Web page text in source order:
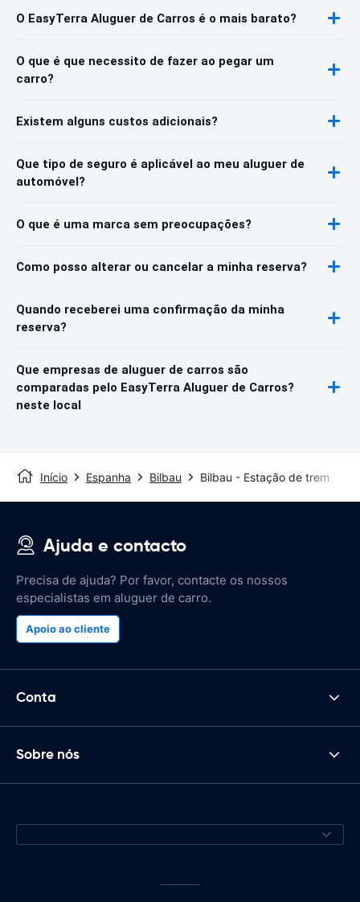
O EasyTerra Aluguer de Carros é o mais barato?
O que é que necessito de fazer ao pegar um
carro?
Existem alguns custos adicionais?
Que tipo de seguro é aplicável ao meu aluguer de
automóvel?
O que é uma marca sem preocupações?
Como posso alterar ou cancelar a minha reserva?
Quando receberei uma confirmação da minha
reserva?
Que empresas de aluguer de carros são
comparadas pelo EasyTerra Aluguer de Carros?
neste local
Início Espanha Bilbau Bilbau - Estação de trem
Ajuda e contacto
Precisa de ajuda? Por favor, contacte os nossos
especialistas em aluguer de carro.
Apoio ao cliente
Conta
Sobre nós